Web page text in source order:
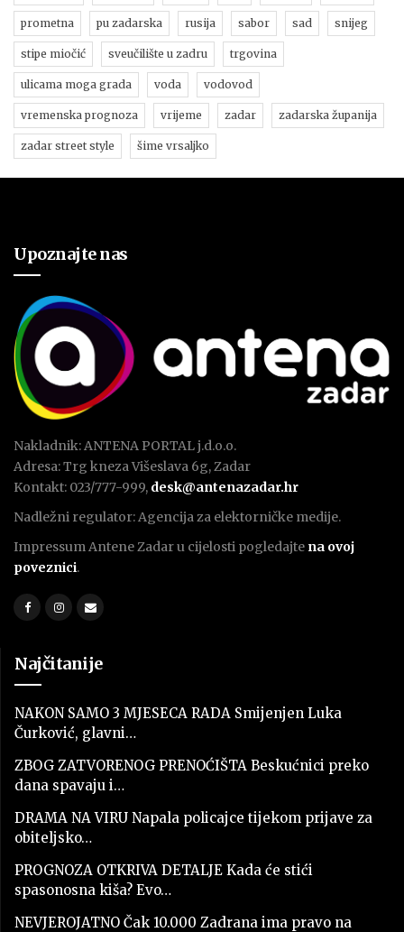
prometna pu zadarska rusija sabor sad snijeg
stipe miočić sveučilište u zadru trgovina
ulicama moga grada voda vodovod
vremenska prognoza vrijeme zadar zadarska županija
zadar street style šime vrsaljko
Upoznajte nas
Nakladnik: ANTENA PORTAL j.d.o.o.
Adresa: Trg kneza Višeslava 6g, Zadar
Kontakt: 023/777-999, desk@antenazadar.hr
Nadležni regulator: Agencija za elektorničke medije.
Impressum Antene Zadar u cijelosti pogledajte na ovoj
poveznici.
Najčitanije
NAKON SAMO 3 MJESECA RADA Smijenjen Luka
Čurković, glavni…
ZBOG ZATVORENOG PRENOĆIŠTA Beskućnici preko
dana spavaju i…
DRAMA NA VIRU Napala policajce tijekom prijave za
obiteljsko…
PROGNOZA OTKRIVA DETALJE Kada će stići
spasonosna kiša? Evo…
NEVJEROJATNO Čak 10.000 Zadrana ima pravo na